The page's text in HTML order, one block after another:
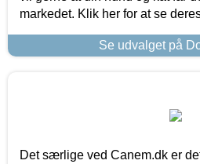
markedet. Klik her for at se
Se udvalget på
Det særlige ved Canem.dk er